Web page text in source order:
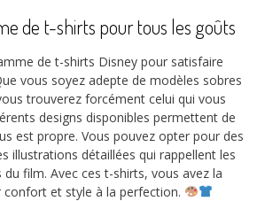
de t-shirts pour tous les goûts
de t-shirts Disney pour satisfaire
vous soyez adepte de modèles sobres
trouverez forcément celui qui vous
designs disponibles permettent de
est propre. Vous pouvez opter pour des
illustrations détaillées qui rappellent les
film. Avec ces t-shirts, vous avez la
confort et style à la perfection.